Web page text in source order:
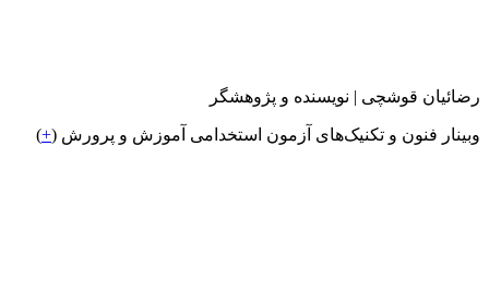
رضائیان قوشچی | نویسنده و پژوهشگر
وبینار فنون و تکنیک‌های آزمون استخدامی آموزش و پرورش (+
)